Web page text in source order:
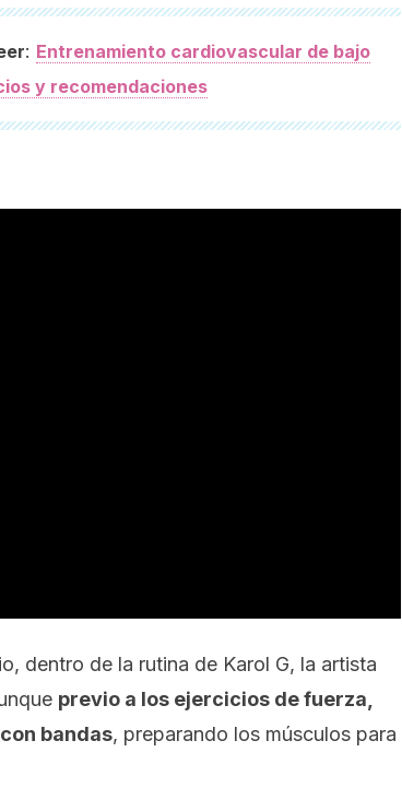
: Entrenamiento cardiovascular de bajo
y recomendaciones
dentro de la rutina de Karol G, la artista
previo a los ejercicios de fuerza,
bandas, preparando los músculos para